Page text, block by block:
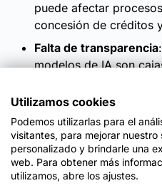
puede afectar
concesión de créditos
Falta de transparencia
modelos de IA son
no se pueden explicar
Privacidad y uso de
masiva de información
preocupaciones sobre
consentimiento de los
Para mitigar estos riesgos,
Utilizamos cookies
Podemos utilizarlas para el
visitantes, para mejorar
personalizado y brindarle una
web. Para obtener más
utilizamos, abre los ajustes.